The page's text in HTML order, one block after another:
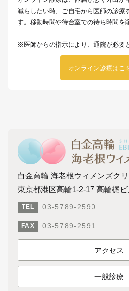
減らしたい時、ご自宅から医師の診療
す。移動時間や待合室での待ち時間を
※医師からの指示により、通院が必要
オンライン診療はこ
白金高輪 海老根ウィメンズク
東京都港区高輪1-2-17 高輪梶ビ
TEL 03-5789-2590
FAX 03-5789-2591
アクセス
一般診療